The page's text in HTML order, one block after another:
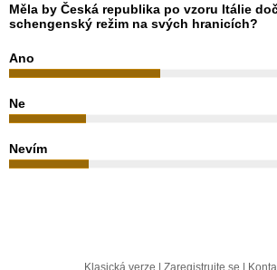
Měla by Česká republika po vzoru Itálie
schengenský režim na svých hranicích?
Ano
Ne
Nevím
Klasická verze | Zaregistrujte se |